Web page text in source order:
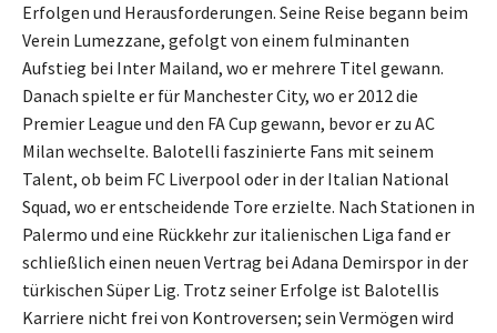
Erfolgen und Herausforderungen. Seine Reise begann beim
Verein Lumezzane, gefolgt von einem fulminanten
Aufstieg bei Inter Mailand, wo er mehrere Titel gewann.
Danach spielte er für Manchester City, wo er 2012 die
Premier League und den FA Cup gewann, bevor er zu AC
Milan wechselte. Balotelli faszinierte Fans mit seinem
Talent, ob beim FC Liverpool oder in der Italian National
Squad, wo er entscheidende Tore erzielte. Nach Stationen in
Palermo und eine Rückkehr zur italienischen Liga fand er
schließlich einen neuen Vertrag bei Adana Demirspor in der
türkischen Süper Lig. Trotz seiner Erfolge ist Balotellis
Karriere nicht frei von Kontroversen; sein Vermögen wird